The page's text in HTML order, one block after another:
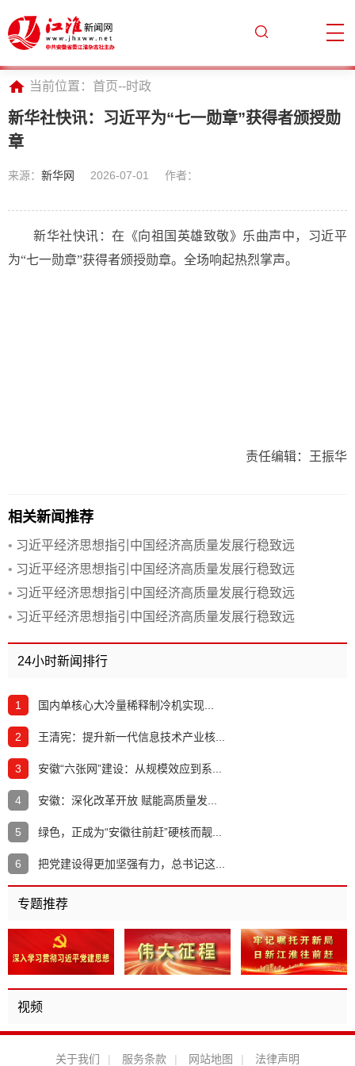
当前位置： 首页--时政
新华社快讯：习近平为“七一勋章”获得者颁授勋
章
来源： 新华网 2026-07-01 作者：
新华社快讯：在《向祖国英雄致敬》乐曲声中，习近平
为“七一勋章”获得者颁授勋章。全场响起热烈掌声。
责任编辑：王振华
相关新闻推荐
• 习近平经济思想指引中国经济高质量发展行稳致远
• 习近平经济思想指引中国经济高质量发展行稳致远
• 习近平经济思想指引中国经济高质量发展行稳致远
• 习近平经济思想指引中国经济高质量发展行稳致远
24小时新闻排行
1 国内单核心大冷量稀释制冷机实现...
2 王清宪：提升新一代信息技术产业核...
3 安徽“六张网”建设：从规模效应到系...
4 安徽：深化改革开放 赋能高质量发...
5 绿色，正成为“安徽往前赶”硬核而靓...
6 把党建设得更加坚强有力，总书记这...
专题推荐
视频
关于我们 | 服务条款 | 网站地图 | 法律声明